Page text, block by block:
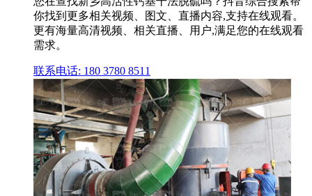
你找到更多相关视频、图文、直播内容,支持在线观看。
更有海量高清视频、相关直播、用户,满足您的在线观看
需求。
联系电话: 180 3780 8511